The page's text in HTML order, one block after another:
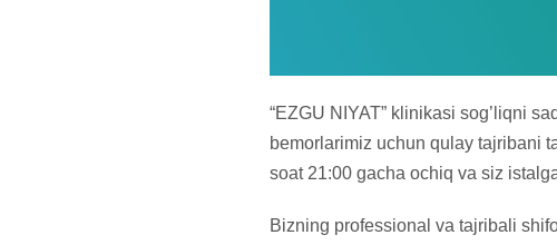
“EZGU NIYAT” klinikasi sog’liqni
bemorlarimiz uchun qulay tajribani
soat 21:00 gacha ochiq va siz
Bizning professional va tajribali